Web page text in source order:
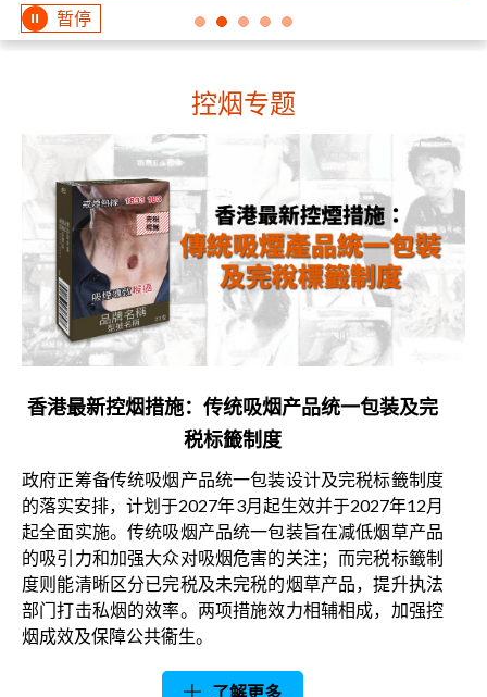
暂停
控烟专题
香港最新控烟措施：传统吸烟产品统一包装及完
税标籤制度
政府正筹备传统吸烟产品统一包装设计及完税标籤制度
的落实安排，计划于2027年3月起生效并于2027年12月
起全面实施。传统吸烟产品统一包装旨在减低烟草产品
的吸引力和加强大众对吸烟危害的关注；而完税标籤制
度则能清晰区分已完税及未完税的烟草产品，提升执法
部门打击私烟的效率。两项措施效力相辅相成，加强控
烟成效及保障公共衞生。
了解更多